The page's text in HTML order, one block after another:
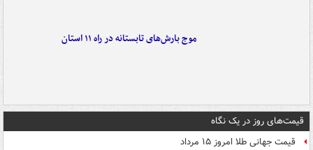
موج بارش‌های تابستانه در راه ۱۱ استان
قیمت‌های روز در یک نگاه
قیمت جهانی طلا امروز ۱۵ مرداد